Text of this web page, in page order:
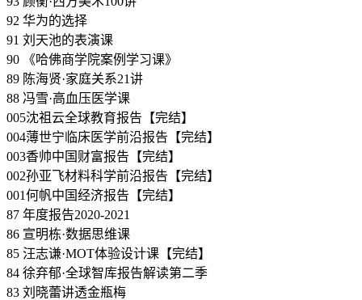
92 华为的选择
91 刘天池的表演课
90 《哈佛商学院案例学习课》
89 陈海贤·家庭关系21讲
88 冯雪·高血压医学课
005沈祖云全球教育报告【完结】
004薄世宁临床医学前沿报告【完结】
003香帅中国财富报告【完结】
002孙亚飞材料科学前沿报告【完结】
001何帆中国经济报告【完结】
87 年度报告2020-2021
86 宣明栋·数据思维课
85 汪志谦·MOT体验设计课【完结】
84 徐弃郁·全球智库报告解读第二季
83 刘晓蕾讲透金瓶梅